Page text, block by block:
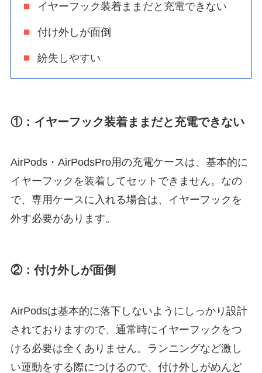
イヤーフック装着ままだと充電できない
付け外しが面倒
紛失しやすい
①：イヤーフック装着ままだと充電できない
AirPods・AirPodsPro用の充電ケースは、基本的に
イヤーフックを装着してセットできません。なの
で、専用ケースに入れる場合は、イヤーフックを
外す必要があります。
②：付け外しが面倒
AirPodsは基本的に落下しないようにしっかり設計
されておりますので、通常時にイヤーフックをつ
ける必要は全くありません。ランニングなど激し
い運動をする際につけるので、付け外しがめんど